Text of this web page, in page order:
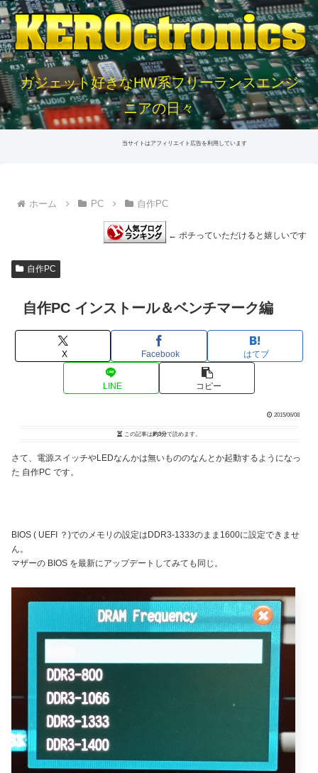
ガジェット好きなHW系フリーランスエンジ
ニアの日々
当サイトはアフィリエイト広告を利用しています
ホーム PC 自作PC
← ポチっていただけると嬉しいです
自作PC
自作PC インストール＆ベンチマーク編
X Facebook はてブ
LINE コピー
2015/06/08
この記事は約3分で読めます。
さて、電源スイッチやLEDなんかは無いもののなんとか起動するようになっ
た 自作PC です。
BIOS ( UEFI ？)でのメモリの設定はDDR3-1333のまま1600に設定できませ
ん。
マザーの BIOS を最新にアップデートしてみても同じ。